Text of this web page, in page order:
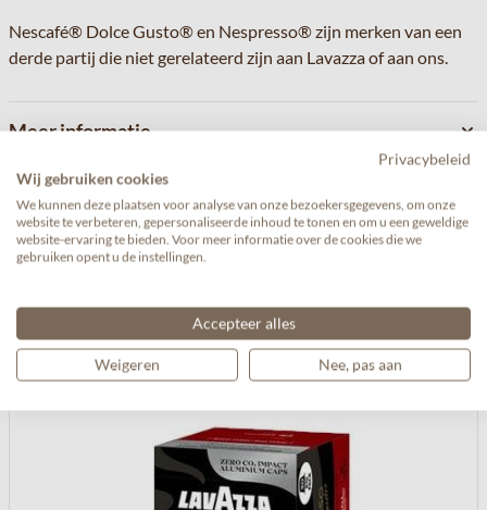
Nescafé® Dolce Gusto® en Nespresso® zijn merken van een
derde partij die niet gerelateerd zijn aan Lavazza of aan ons.
Meer informatie
Reviews
Gerelateerde producten
Navigeren door de elementen van de carrousel is mogelijk met
Druk om carrousel over te slaan
Druk op om naar carrouselnavigatie te gaan
Privacybeleid
Wij gebruiken cookies
We kunnen deze plaatsen voor analyse van onze bezoekersgegevens, om onze
website te verbeteren, gepersonaliseerde inhoud te tonen en om u een geweldige
website-ervaring te bieden. Voor meer informatie over de cookies die we
gebruiken opent u de instellingen.
Accepteer alles
Weigeren Nee, pas aan